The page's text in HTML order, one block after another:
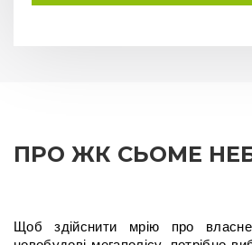
ПРО ЖК СЬОМЕ
Щоб здійснити мрію про